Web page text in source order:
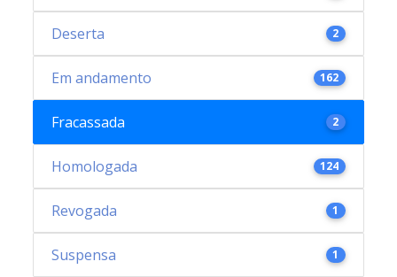
Deserta 2
Em andamento 162
Fracassada 2
Homologada 124
Revogada 1
Suspensa 1